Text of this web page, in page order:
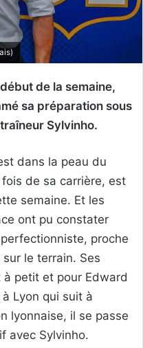
de la semaine,
sa préparation sous
Sylvinho.
dans la peau du
de sa carrière, est
semaine. Et les
ont pu constater
proche
le terrain. Ses
petit et pour Edward
à Lyon qui suit à
lyonnaise, il se passe
avec Sylvinho.